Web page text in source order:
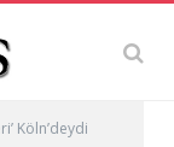
Köln’deydi